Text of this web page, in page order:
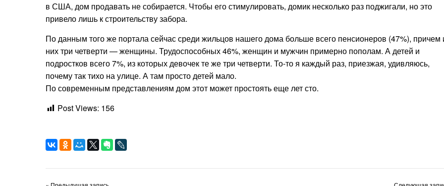
в США, дом продавать не собирается. Чтобы его стимулировать, домик несколько раз поджигали, но это
привело лишь к строительству забора.
По данным того же портала сейчас среди жильцов нашего дома больше всего пенсионеров (47%), причем
них три четверти — женщины. Трудоспособных 46%, женщин и мужчин примерно пополам. А детей и
подростков всего 7%, из которых девочек те же три четверти. То-то я каждый раз, приезжая, удивляюсь,
почему так тихо на улице. А там просто детей мало.
По современным представлениям дом этот может простоять еще лет сто.
Post Views: 156